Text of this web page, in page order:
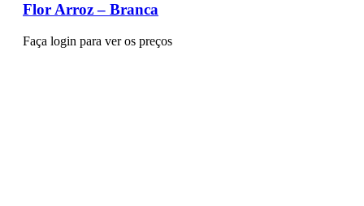
Flor Arroz – Branca
Faça login para ver os preços